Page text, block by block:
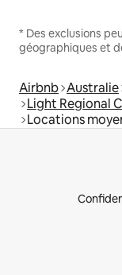
* Des exclusions
géographiques et
Airbnb Australie
Light Regional
Locations